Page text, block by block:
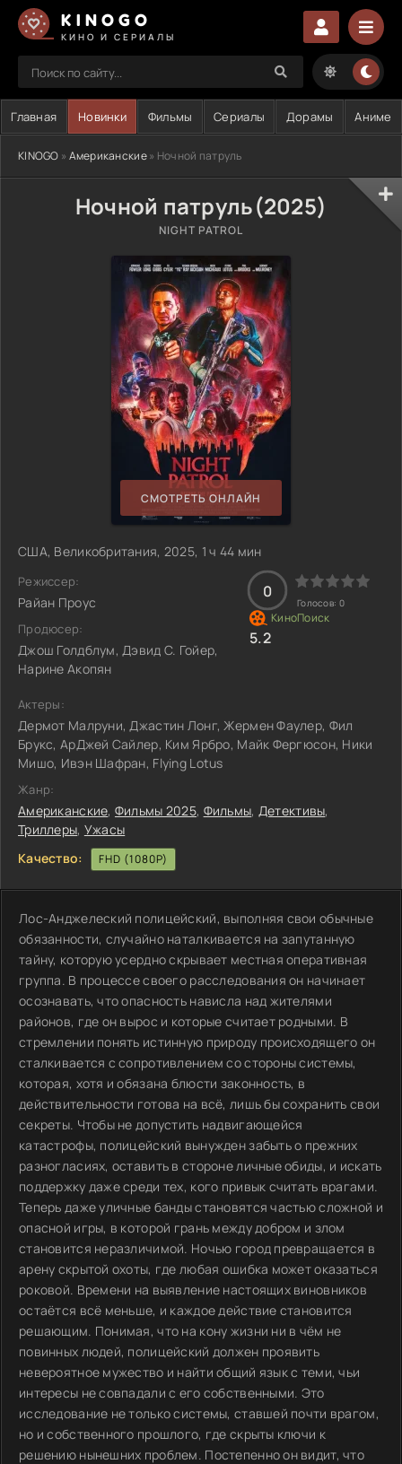
KINOGO
КИНО И СЕРИАЛЫ
Главная Новинки Фильмы Сериалы Дорамы Аниме
KINOGO » Американские» Ночной патруль
Ночной патруль(2025)
NIGHT PATROL
СМОТРЕТЬ ОНЛАЙН
США, Великобритания, 2025, 1 ч 44 мин
Режиссер:
Райан Проус
Продюсер:
Джош Голдблум, Дэвид С. Гойер,
Нарине Акопян
0
Голосов: 0
5.2
Актеры:
Дермот Малруни, Джастин Лонг, Жермен Фаулер, Фил
Брукс, АрДжей Сайлер, Ким Ярбро, Майк Фергюсон, Ники
Мишо, Ивэн Шафран, Flying Lotus
Жанр:
Американские, Фильмы 2025, Фильмы, Детективы,
Триллеры, Ужасы
Качество:
FHD (1080P)
Лос-Анджелеский полицейский, выполняя свои обычные
обязанности, случайно наталкивается на запутанную
тайну, которую усердно скрывает местная оперативная
группа. В процессе своего расследования он начинает
осознавать, что опасность нависла над жителями
районов, где он вырос и которые считает родными. В
стремлении понять истинную природу происходящего он
сталкивается с сопротивлением со стороны системы,
которая, хотя и обязана блюсти законность, в
действительности готова на всё, лишь бы сохранить свои
секреты. Чтобы не допустить надвигающейся
катастрофы, полицейский вынужден забыть о прежних
разногласиях, оставить в стороне личные обиды, и искать
поддержку даже среди тех, кого привык считать врагами.
Теперь даже уличные банды становятся частью сложной и
опасной игры, в которой грань между добром и злом
становится неразличимой. Ночью город превращается в
арену скрытой охоты, где любая ошибка может оказаться
роковой. Времени на выявление настоящих виновников
остаётся всё меньше, и каждое действие становится
решающим. Понимая, что на кону жизни ни в чём не
повинных людей, полицейский должен проявить
невероятное мужество и найти общий язык с теми, чьи
интересы не совпадали с его собственными. Это
исследование не только системы, ставшей почти врагом,
но и собственного прошлого, где скрыты ключи к
решению нынешних проблем. Постепенно он видит, что